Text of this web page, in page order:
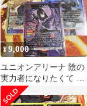
¥9,000
ユニオンアリーナ 陰の
実力者になりたくて SR
セット シャドウ